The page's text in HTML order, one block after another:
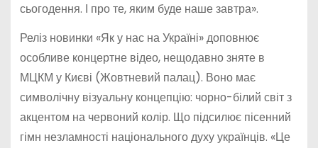
сьогодення. І про те, яким буде наше завтра».
Реліз новинки «Як у нас на Україні» доповнює
особливе концертне відео, нещодавно зняте в
МЦКМ у Києві (Жовтневий палац). Воно має
символічну візуальну концепцію: чорно-білий світ з
акцентом на червоний колір. Що підсилює пісенний
гімн незламності національного духу українців. «Це